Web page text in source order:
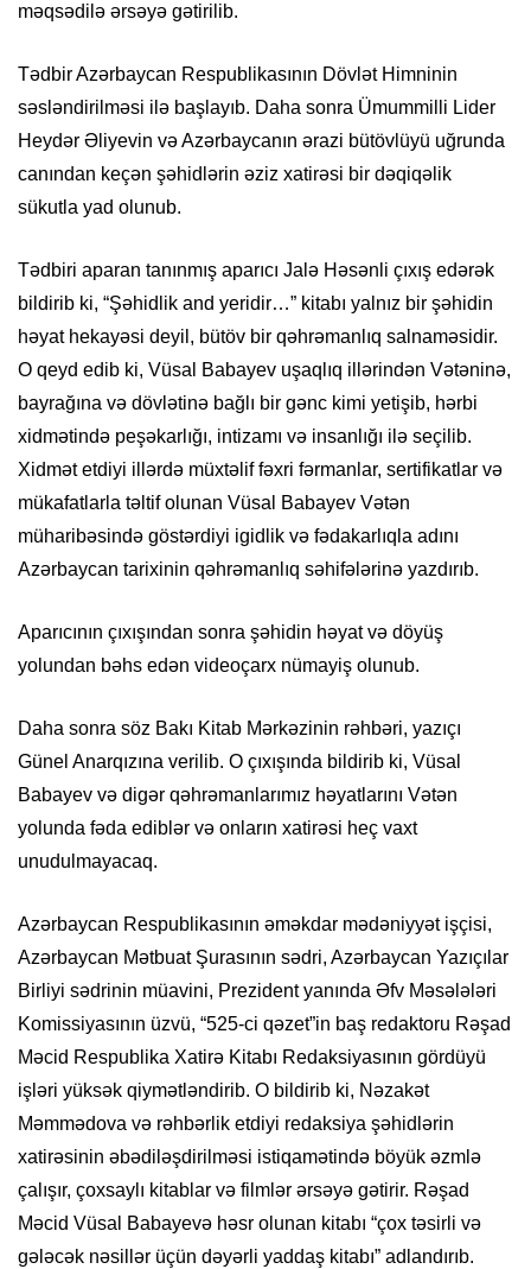
məqsədilə ərsəyə gətirilib.
Tədbir Azərbaycan Respublikasının Dövlət Himninin
səsləndirilməsi ilə başlayıb. Daha sonra Ümummilli Lider
Heydər Əliyevin və Azərbaycanın ərazi bütövlüyü uğrunda
canından keçən şəhidlərin əziz xatirəsi bir dəqiqəlik
sükutla yad olunub.
Tədbiri aparan tanınmış aparıcı Jalə Həsənli çıxış edərək
bildirib ki, “Şəhidlik and yeridir…” kitabı yalnız bir şəhidin
həyat hekayəsi deyil, bütöv bir qəhrəmanlıq salnaməsidir.
O qeyd edib ki, Vüsal Babayev uşaqlıq illərindən Vətəninə,
bayrağına və dövlətinə bağlı bir gənc kimi yetişib, hərbi
xidmətində peşəkarlığı, intizamı və insanlığı ilə seçilib.
Xidmət etdiyi illərdə müxtəlif fəxri fərmanlar, sertifikatlar və
mükafatlarla təltif olunan Vüsal Babayev Vətən
müharibəsində göstərdiyi igidlik və fədakarlıqla adını
Azərbaycan tarixinin qəhrəmanlıq səhifələrinə yazdırıb.
Aparıcının çıxışından sonra şəhidin həyat və döyüş
yolundan bəhs edən videoçarx nümayiş olunub.
Daha sonra söz Bakı Kitab Mərkəzinin rəhbəri, yazıçı
Günel Anarqızına verilib. O çıxışında bildirib ki, Vüsal
Babayev və digər qəhrəmanlarımız həyatlarını Vətən
yolunda fəda ediblər və onların xatirəsi heç vaxt
unudulmayacaq.
Azərbaycan Respublikasının əməkdar mədəniyyət işçisi,
Azərbaycan Mətbuat Şurasının sədri, Azərbaycan Yazıçılar
Birliyi sədrinin müavini, Prezident yanında Əfv Məsələləri
Komissiyasının üzvü, “525-ci qəzet”in baş redaktoru Rəşad
Məcid Respublika Xatirə Kitabı Redaksiyasının gördüyü
işləri yüksək qiymətləndirib. O bildirib ki, Nəzakət
Məmmədova və rəhbərlik etdiyi redaksiya şəhidlərin
xatirəsinin əbədiləşdirilməsi istiqamətində böyük əzmlə
çalışır, çoxsaylı kitablar və filmlər ərsəyə gətirir. Rəşad
Məcid Vüsal Babayevə həsr olunan kitabı “çox təsirli və
gələcək nəsillər üçün dəyərli yaddaş kitabı” adlandırıb.